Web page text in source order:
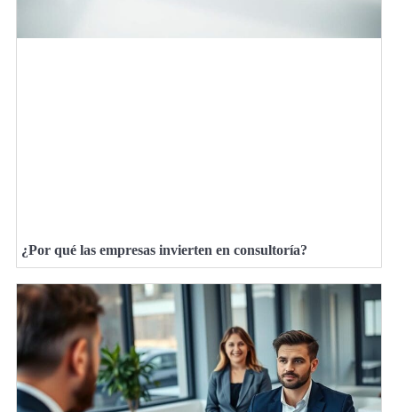
¿Por qué las empresas invierten en consultoría?